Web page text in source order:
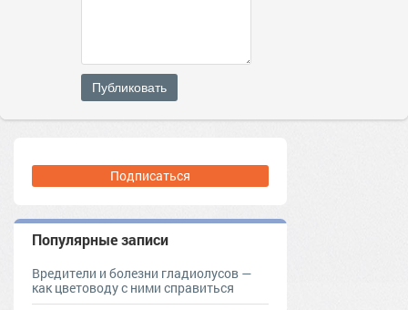
Публиковать
Подписаться
Популярные записи
Вредители и болезни гладиолусов —
как цветоводу с ними справиться